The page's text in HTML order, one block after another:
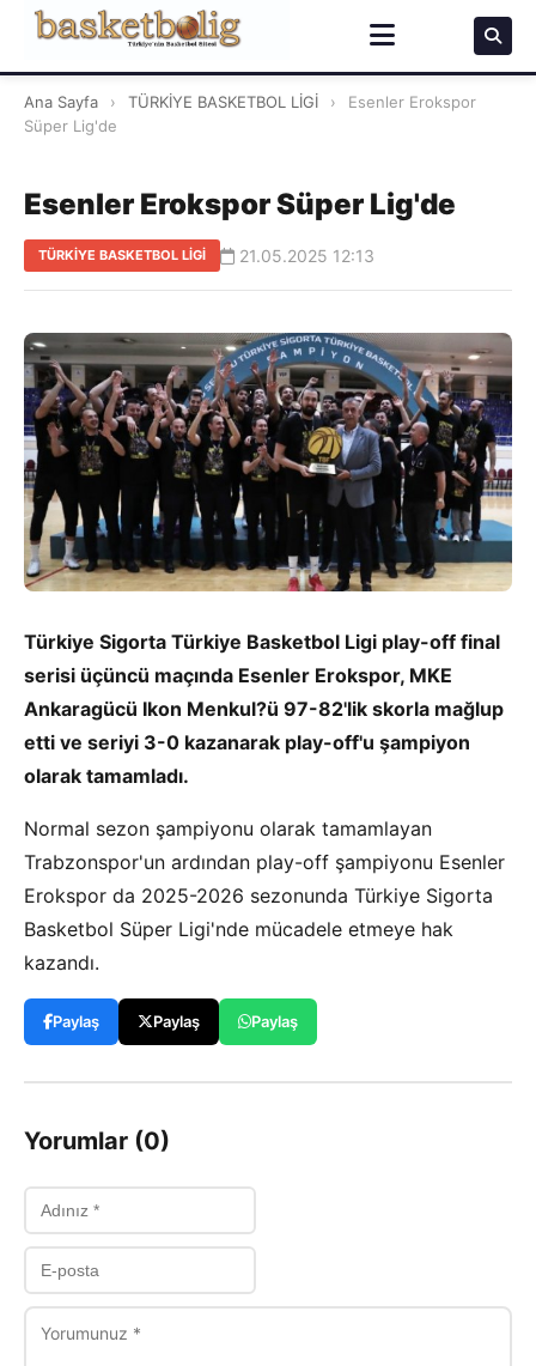
Ana Sayfa › TÜRKİYE BASKETBOL LİGİ ›
Esenler Erokspor
Süper Lig'de
Esenler Erokspor Süper Lig'de
TÜRKİYE BASKETBOL LİGİ 21.05.2025 12:13
Türkiye Sigorta Türkiye Basketbol Ligi play-off final
serisi üçüncü maçında Esenler Erokspor, MKE
Ankaragücü Ikon Menkul?ü 97-82'lik skorla mağlup
etti ve seriyi 3-0 kazanarak play-off'u şampiyon
olarak tamamladı.
Normal sezon şampiyonu olarak tamamlayan
Trabzonspor'un ardından play-off şampiyonu Esenler
Erokspor da 2025-2026 sezonunda Türkiye Sigorta
Basketbol Süper Ligi'nde mücadele etmeye hak
kazandı.
Paylaş Paylaş Paylaş
Yorumlar (0)